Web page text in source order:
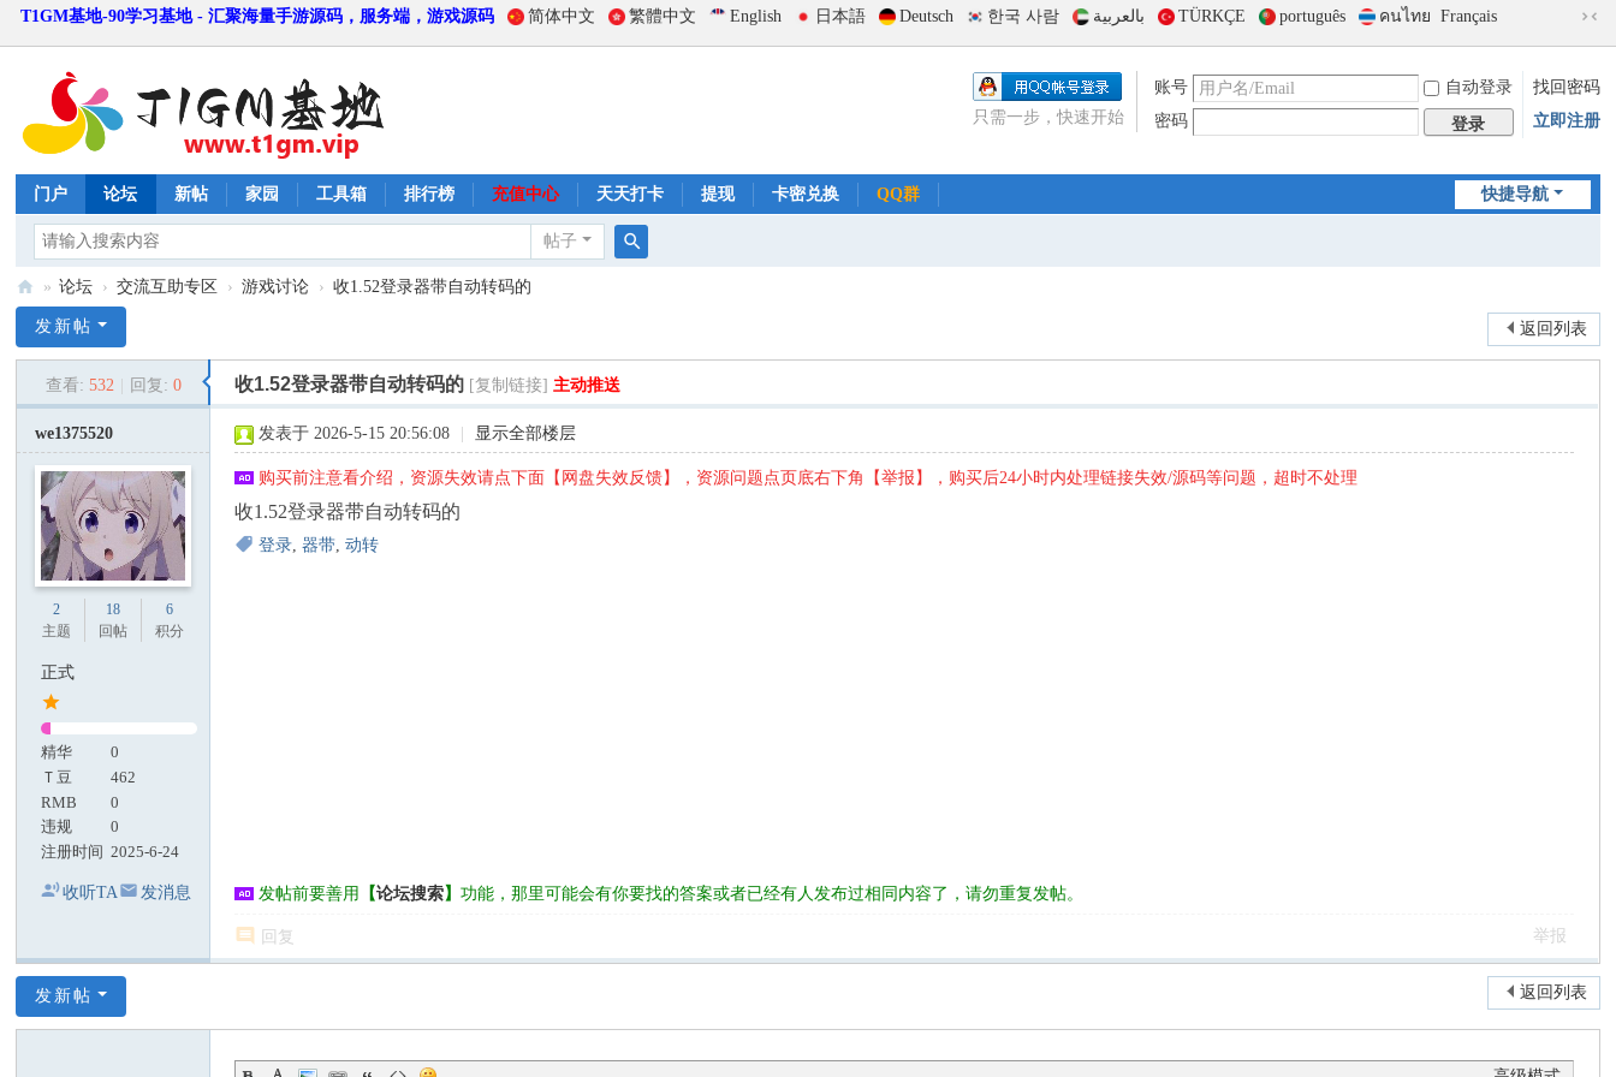
T1GM基地-90学习基地 - 汇聚海量手游源码，服务端，游戏源码 简体中文 繁體中文 English 日本語 Deutsch 한국 사람 بالعربية TÜRKÇE português คนไทย Français
到
版
账号 自动登录
找回密码
密码
登录 立即注册
只需一步，快速开始
快捷导航
门户 论坛 新帖 家园 工具箱 排行榜 充值中心 天天打卡 提现 卡密兑换 QQ群
帖子
1
» 论坛 › 交流互助专区 › 游戏讨论 › 收1.52登录器带自动转码的
返回列表
发新帖
查看: 532 回复: 0 收1.52登录器带自动转码的 [复制链接] 主动推送
we1375520
2
主题
18
回帖
6
积分
正式
精华
0
Ｔ豆
462
RMB
0
违规
0
注册时间 2025-6-24
收听TA 发消息
发表于 2026-5-15 20:56:08 显示全部楼层
购买前注意看介绍，资源失效请点下面【网盘失效反馈】，资源问题点页底右下角【举报】，购买后24小时内处理链接失效/源码等问题，超时不处理
收1.52登录器带自动转码的
登录,器带,动转
发帖前要善用 【论坛搜索】功能，那里可能会有你要找的答案或者已经有人发布过相同内容了，请勿重复发帖。
回复 举报
返回列表
发新帖